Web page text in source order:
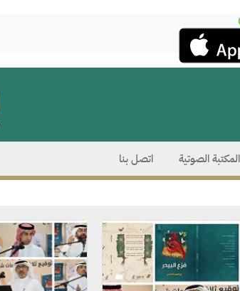
المكتبة الصوتية اتصل بنا